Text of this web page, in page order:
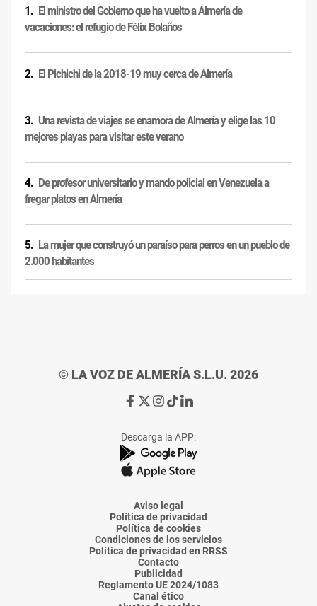
El ministro del Gobierno que ha vuelto a Almería de
vacaciones: el refugio de Félix Bolaños
El Pichichi de la 2018-19 muy cerca de Almería
Una revista de viajes se enamora de Almería y elige las 10
mejores playas para visitar este verano
De profesor universitario y mando policial en Venezuela a
fregar platos en Almería
La mujer que construyó un paraíso para perros en un pueblo de
2.000 habitantes
© LA VOZ DE ALMERÍA S.L.U. 2026
Ir
de
La
Voz
Almería
Ir
de
La
Voz
Almería
Ir
de
La
Voz
Almería
Ir
de
La
Voz
Almería
Ir
de
La
Voz
Descarga la APP:
Aviso legal
Política de privacidad
Política de cookies
Condiciones de los servicios
Política de privacidad en RRSS
Contacto
Publicidad
Reglamento UE 2024/1083
Canal ético